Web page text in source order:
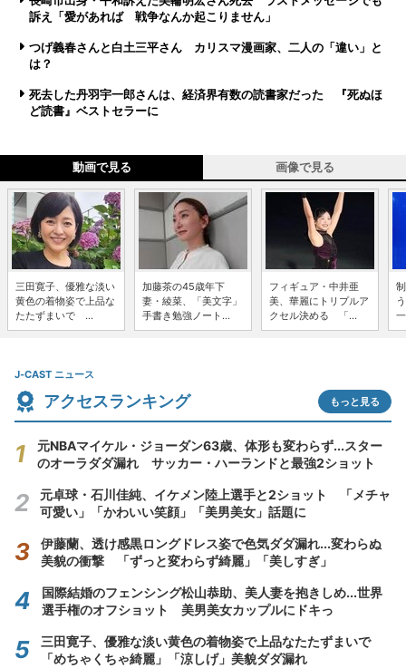
訴え「愛があれば 戦争なんか起こりません」
つげ義春さんと白土三平さん カリスマ漫画家、二人の「違い」と
は？
死去した丹羽宇一郎さんは、経済界有数の読書家だった 『死ぬほ
ど読書』ベストセラーに
動画で見る 画像で見る
三田寛子、優雅な淡い
黄色の着物姿で上品な
たたずまいで ...
加藤茶の45歳年下
妻・綾菜、「美文字」
手書き勉強ノート...
フィギュア・中井亜
美、華麗にトリプルア
クセル決める 「...
J-CAST ニュース
アクセスランキング もっと見る
元NBAマイケル・ジョーダン63歳、体形も変わらず...スター
のオーラダダ漏れ サッカー・ハーランドと最強2ショット
元卓球・石川佳純、イケメン陸上選手と2ショット 「メチャ
可愛い」「かわいい笑顔」「美男美女」話題に
伊藤蘭、透け感黒ロングドレス姿で色気ダダ漏れ...変わらぬ
美貌の衝撃 「ずっと変わらず綺麗」「美しすぎ」
国際結婚のフェンシング松山恭助、美人妻を抱きしめ...世界
選手権のオフショット 美男美女カップルにドキっ
三田寛子、優雅な淡い黄色の着物姿で上品なたたずまいで
「めちゃくちゃ綺麗」「涼しげ」美貌ダダ漏れ